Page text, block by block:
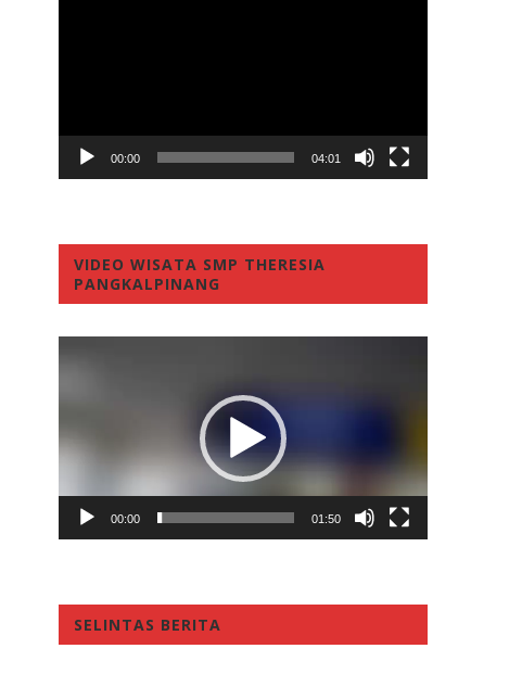
00:00 04:01
VIDEO WISATA SMP THERESIA
PANGKALPINANG
00:00 01:50
SELINTAS BERITA